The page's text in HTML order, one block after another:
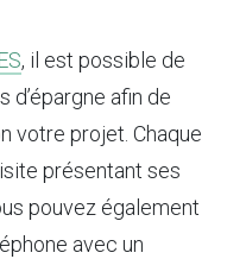
, il est possible de
afin de
votre projet. Chaque
présentant ses
pouvez également
avec un